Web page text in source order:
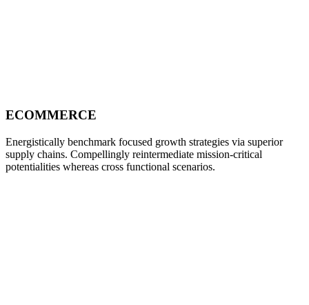
ECOMMERCE
Energistically benchmark focused growth strategies via superior
supply chains. Compellingly reintermediate mission-critical
potentialities whereas cross functional scenarios.